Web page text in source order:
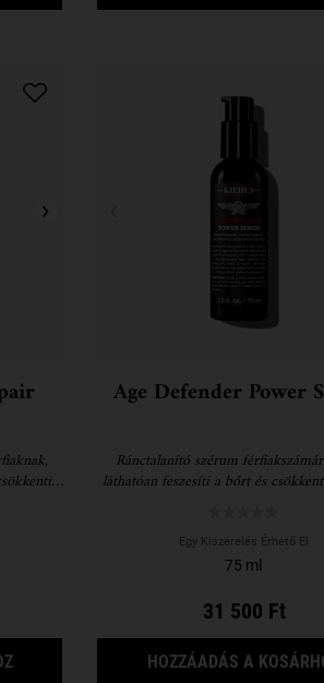
a
AGE DEFENDER EYE REPAIR
Age Defender Power
Ránctalanító szérum
láthatóan feszesíti a bőrt és
Egy Kiszerelés Érhető El
75 ml
31 500 Ft
HOZZÁADÁS A